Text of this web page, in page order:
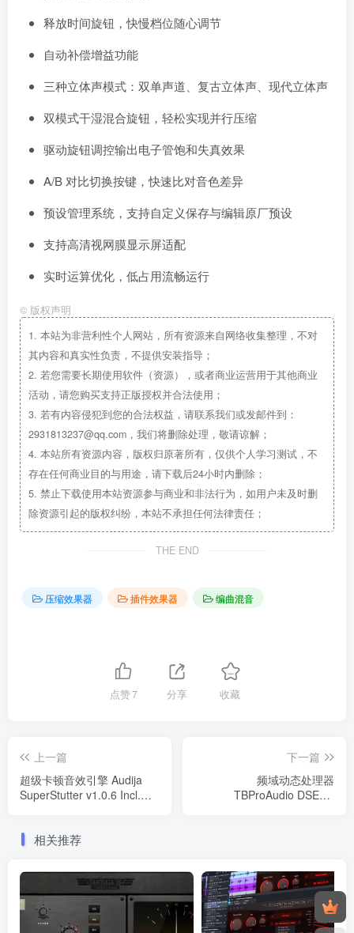
释放时间旋钮，快慢档位随心调节
自动补偿增益功能
三种立体声模式：双单声道、复古立体声、现代立体声
双模式干湿混合旋钮，轻松实现并行压缩
驱动旋钮调控输出电子管饱和失真效果
A/B 对比切换按键，快速比对音色差异
预设管理系统，支持自定义保存与编辑原厂预设
支持高清视网膜显示屏适配
实时运算优化，低占用流畅运行
© 版权声明
1. 本站为非营利性个人网站，所有资源来自网络收集整理，不对
其内容和真实性负责，不提供安装指导；
2. 若您需要长期使用软件（资源），或者商业运营用于其他商业
活动，请您购买支持正版授权并合法使用；
3. 若有内容侵犯到您的合法权益，请联系我们或发邮件到：
2931813237@qq.com，我们将删除处理，敬请谅解；
4. 本站所有资源内容，版权归原著所有，仅供个人学习测试，不
存在任何商业目的与用途，请下载后24小时内删除；
5. 禁止下载使用本站资源参与商业和非法行为，如用户未及时删
除资源引起的版权纠纷，本站不承担任何法律责任；
THE END
压缩效果器 插件效果器 编曲混音
点赞7 分享 收藏
上一篇
超级卡顿音效引擎 Audija
SuperStutter v1.0.6 Incl.
下一篇
频域动态处理器
TBProAudio DSEQ3
相关推荐